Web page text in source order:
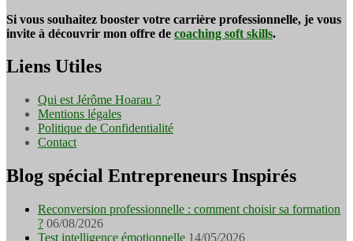
Si vous souhaitez booster votre carrière professionnelle, je vous
invite à découvrir mon offre de coaching soft skills.
Liens Utiles
Qui est Jérôme Hoarau ?
Mentions légales
Politique de Confidentialité
Contact
Blog spécial Entrepreneurs Inspirés
Reconversion professionnelle : comment choisir sa formation
? 06/08/2026
Test intelligence émotionnelle 14/05/2026